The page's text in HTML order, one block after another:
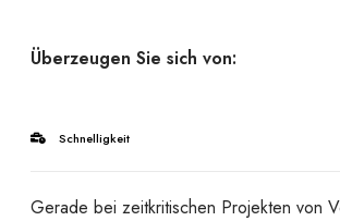
Überzeugen Sie sich von:
Schnelligkeit
Gerade bei zeitkritischen Projekten von